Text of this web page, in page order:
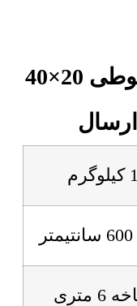
شرایط خرید پروفیل قوطی 20×40